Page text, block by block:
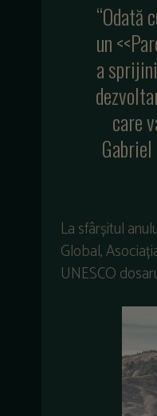
“Odată
un
a
care
La sfârșitul
Global,
UNESCO